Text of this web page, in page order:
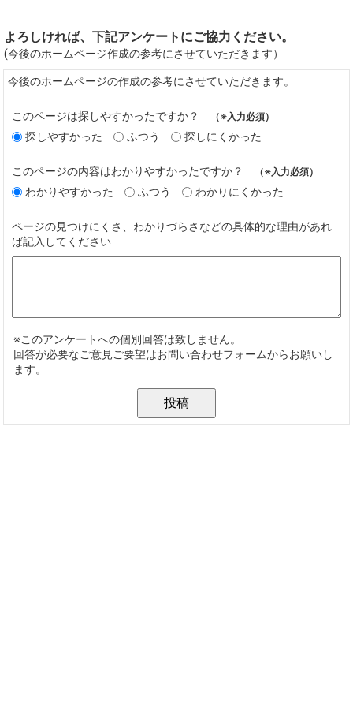
よろしければ、下記アンケートにご協力ください。
(今後のホームページ作成の参考にさせていただきます）
今後のホームページの作成の参考にさせていただきます。
このページは探しやすかったですか？ （※入力必須）
探しやすかった ふつう 探しにくかった
このページの内容はわかりやすかったですか？ （※入力必須）
わかりやすかった ふつう わかりにくかった
ページの見つけにくさ、わかりづらさなどの具体的な理由があれ
ば記入してください
※このアンケートへの個別回答は致しません。
回答が必要なご意見ご要望はお問い合わせフォームからお願いし
ます。